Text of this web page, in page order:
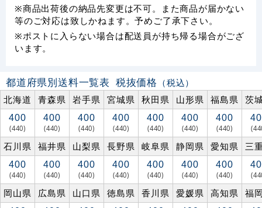
※商品出荷後の納品先変更は不可。また商品が届かない
等のご対応は致しかねます。予めご了承下さい。
※ポストに入らない場合は配送員が持ち帰る場合がござ
います。
都道府県別送料一覧表 税抜価格 （税込）
北海道
青森県 岩手県 宮城県 秋田県 山形県 福島県 茨
400
(440)
400
(440)
400
(440)
400
(440)
400
(440)
400
(440)
400
(440)
石川県 福井県 山梨県 長野県 岐阜県 静岡県 愛知県 三
400
(440)
400
(440)
400
(440)
400
(440)
400
(440)
400
(440)
400
(440)
岡山県 広島県 山口県 徳島県 香川県 愛媛県 高知県 福